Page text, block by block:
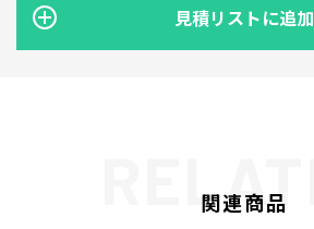
見積リストに追加
関連商品